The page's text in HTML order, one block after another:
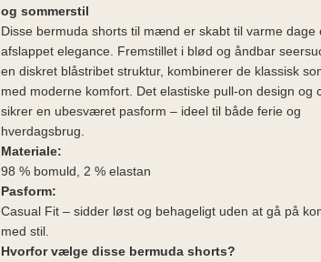
og sommerstil
Disse bermuda shorts til mænd er skabt til varme dage
afslappet elegance. Fremstillet i blød og åndbar
en diskret blåstribet struktur, kombinerer de klassisk
med moderne komfort. Det elastiske pull-on design og
sikrer en ubesværet pasform – ideel til både ferie og
hverdagsbrug.
Materiale:
98 % bomuld, 2 % elastan
Pasform:
Casual Fit – sidder løst og behageligt uden at gå på
med stil.
Hvorfor vælge disse bermuda shorts?